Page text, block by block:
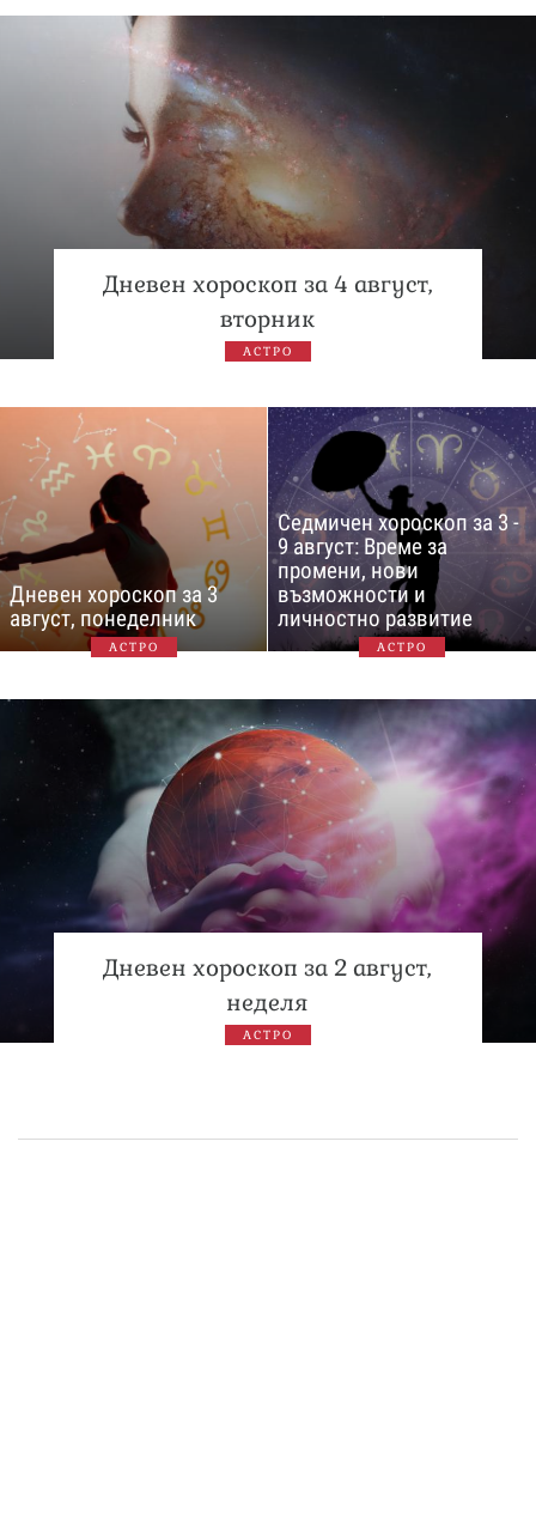
Дневен хороскоп за 4 август,
вторник
АСТРО
Дневен хороскоп за 3
август, понеделник
АСТРО
Седмичен хороскоп за 3 -
9 август: Време за
промени, нови
възможности и
личностно развитие
АСТРО
Дневен хороскоп за 2 август,
неделя
АСТРО